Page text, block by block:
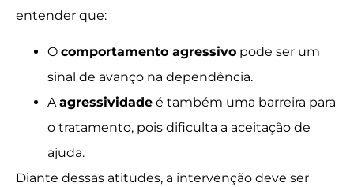
entender que:
O comportamento agressivo pode ser um
sinal de avanço na dependência.
Aagressividade é também uma barreira para
o tratamento, pois dificulta a aceitação de
ajuda.
Diante dessas atitudes, a intervenção deve ser